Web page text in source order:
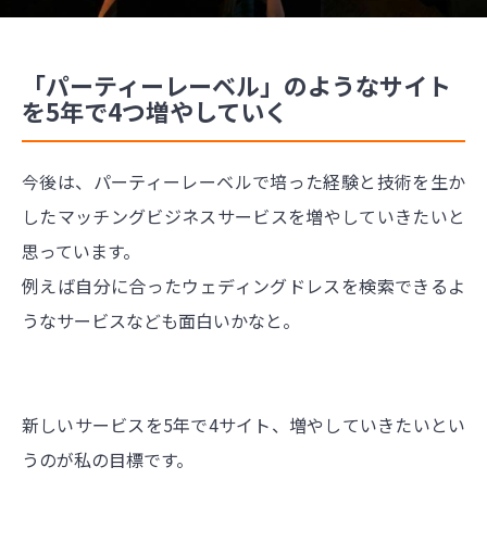
「パーティーレーベル」のようなサイト
を5年で4つ増やしていく
今後は、パーティーレーベルで培った経験と技術を生か
したマッチングビジネスサービスを増やしていきたいと
思っています。
例えば自分に合ったウェディングドレスを検索できるよ
うなサービスなども面白いかなと。
新しいサービスを5年で4サイト、増やしていきたいとい
うのが私の目標です。